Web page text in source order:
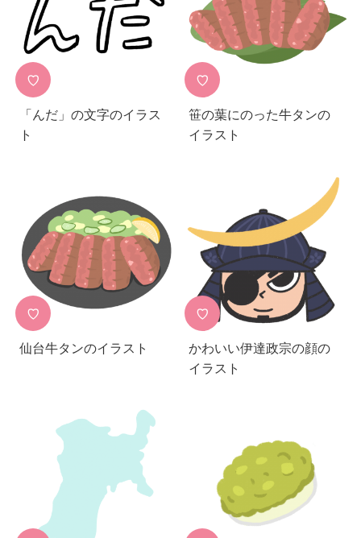
♡
「んだ」の文字のイラス
ト
♡
笹の葉にのった牛タンの
イラスト
♡
仙台牛タンのイラスト
♡
かわいい伊達政宗の顔の
イラスト